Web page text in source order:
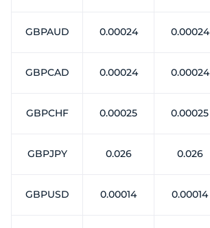
GBPAUD 0.00024 0.00024
GBPCAD 0.00024 0.00024
GBPCHF 0.00025 0.00025
GBPJPY 0.026 0.026
GBPUSD 0.00014 0.00014